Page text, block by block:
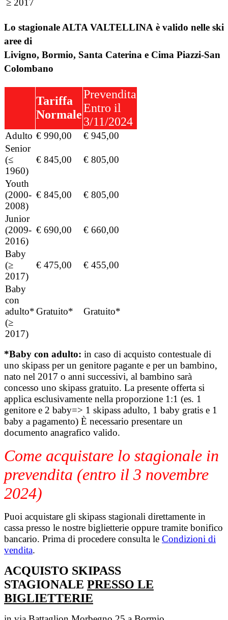
Lo stagionale ALTA VALTELLINA è valido nelle ski
aree di
Livigno, Bormio, Santa Caterina e Cima Piazzi-San
Colombano
Tariffa
Normale
Prevendita
Entro il
3/11/2024
Adulto € 990,00
€ 945,00
Senior
(≤
1960)
€ 845,00 € 805,00
Youth
(2000-
2008)
€ 845,00 € 805,00
Junior
(2009-
2016)
€ 690,00 € 660,00
Baby
(≥
2017)
€ 475,00 € 455,00
Baby
con
adulto*
(≥
2017)
Gratuito* Gratuito*
*Baby con adulto: in caso di acquisto contestuale di
uno skipass per un genitore pagante e per un bambino,
nato nel 2017 o anni successivi, al bambino sarà
concesso uno skipass gratuito. La presente offerta si
applica esclusivamente nella proporzione 1:1 (es. 1
genitore e 2 baby=> 1 skipass adulto, 1 baby gratis e 1
baby a pagamento) È necessario presentare un
documento anagrafico valido.
Come acquistare lo stagionale in
prevendita (entro il 3 novembre
2024)
Puoi acquistare gli skipass stagionali direttamente in
cassa presso le nostre biglietterie oppure tramite bonifico
bancario. Prima di procedere consulta le Condizioni di
vendita.
ACQUISTO SKIPASS
STAGIONALE PRESSO LE
BIGLIETTERIE